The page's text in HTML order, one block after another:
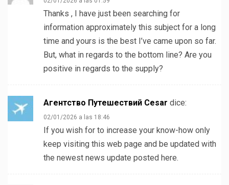
Thanks , I have just been searching for
information approximately this subject for a long
time and yours is the best I’ve came upon so far.
But, what in regards to the bottom line? Are you
positive in regards to the supply?
Агентство Путешествий Cesar dice:
02/01/2026 a las 18:46
If you wish for to increase your know-how only
keep visiting this web page and be updated with
the newest news update posted here.